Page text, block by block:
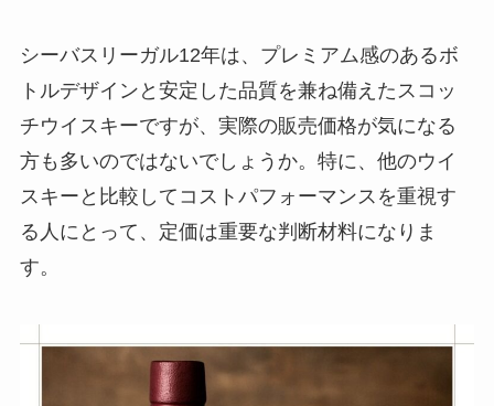
シーバスリーガル12年は、プレミアム感のあるボ
トルデザインと安定した品質を兼ね備えたスコッ
チウイスキーですが、実際の販売価格が気になる
方も多いのではないでしょうか。特に、他のウイ
スキーと比較してコストパフォーマンスを重視す
る人にとって、定価は重要な判断材料になりま
す。